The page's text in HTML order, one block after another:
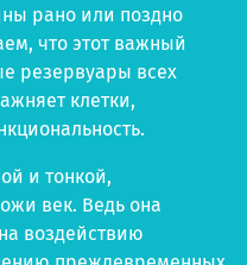
рано или поздно
что этот важный
резервуары всех
клетки,
и тонкой,
век. Ведь она
воздействию